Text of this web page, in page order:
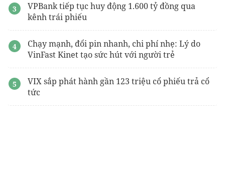
VPBank tiếp tục huy động 1.600 tỷ đồng qua
kênh trái phiếu
Chạy mạnh, đổi pin nhanh, chi phí nhẹ: Lý do
VinFast Kinet tạo sức hút với người trẻ
VIX sắp phát hành gần 123 triệu cổ phiếu trả cổ
tức